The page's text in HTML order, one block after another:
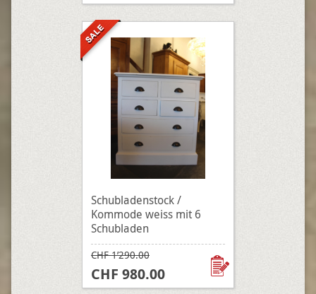
Schubladenstock /
Kommode weiss mit 6
Schubladen
CHF 1’290.00
CHF 980.00